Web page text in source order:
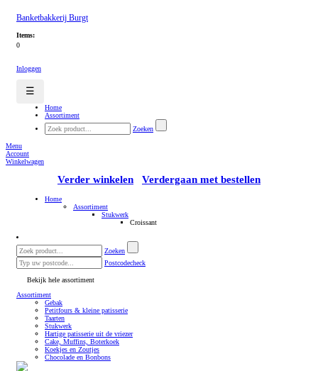
Banketbakkerij Burgt
Items:
0
Inloggen
☰
Home
Assortiment
Zoeken
Menu
Account
Winkelwagen
Verder winkelen Verdergaan met bestellen
Home
Assortiment
Stukwerk
Croissant
Zoeken
Postcodecheck
Bekijk hele assortiment
Assortiment
Gebak
Petitfours & kleine patisserie
Taarten
Stukwerk
Hartige patisserie uit de vriezer
Cake, Muffins, Boterkoek
Koekjes en Zoutjes
Chocolade en Bonbons